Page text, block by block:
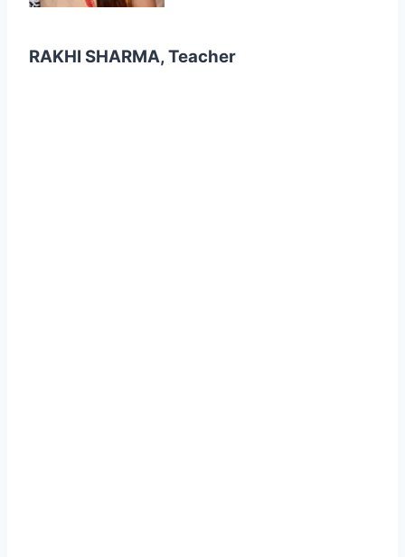
RAKHI SHARMA, Teacher